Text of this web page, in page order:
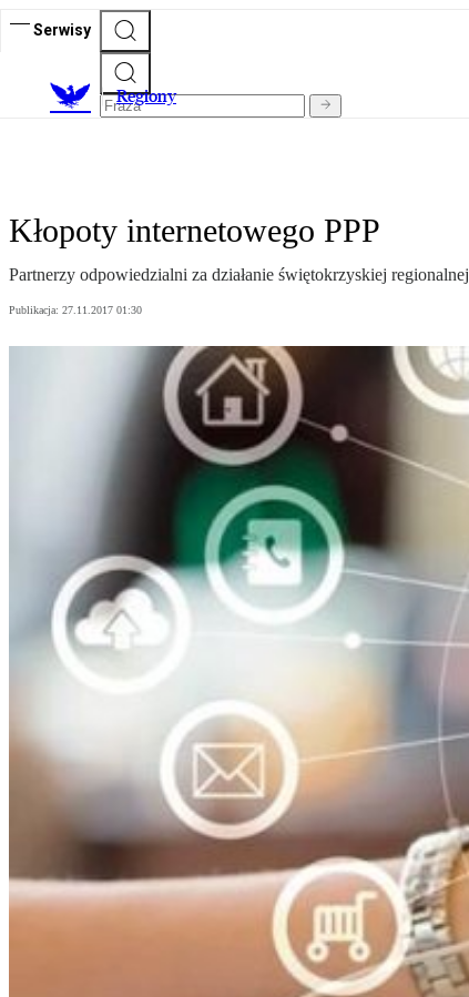
Serwisy
Regiony
Kłopoty internetowego PPP
Partnerzy odpowiedzialni za działanie świętokrzyskiej
Publikacja: 27.11.2017 01:30